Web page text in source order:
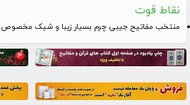
نقاط قوت
منتخب مفاتیح جیبی چرم بسیار زیبا و شیک مخصوص